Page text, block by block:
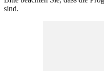
sind.